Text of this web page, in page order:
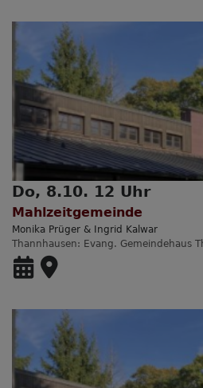
Do, 8.10. 12 Uhr
Mahlzeitgemeinde
Monika Prüger & Ingrid Kalwar
Thannhausen
Evang. Gemeindehaus